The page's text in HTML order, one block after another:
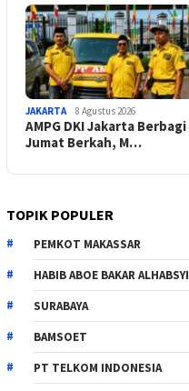
JAKARTA 8 Agustus 2026
AMPG DKI Jakarta Berbagi
Jumat Berkah, M…
TOPIK POPULER
PEMKOT MAKASSAR
HABIB ABOE BAKAR ALHABSYI
SURABAYA
BAMSOET
PT TELKOM INDONESIA